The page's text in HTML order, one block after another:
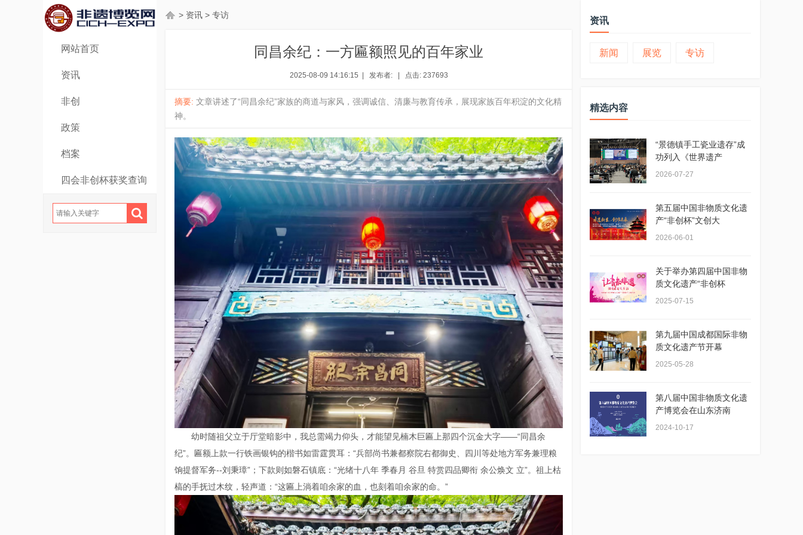
网站首页
资讯
非创
政策
档案
四会非创杯获奖查询
> 资讯 > 专访
同昌余纪：一方匾额照见的百年家业
2025-08-09 14:16:15 | 发布者: | 点击: 237693
摘要: 文章讲述了“同昌余纪”家族的商道与家风，强调诚信、清廉与教育传承，展现家族百年积淀的文化精
神。
幼时随祖父立于厅堂暗影中，我总需竭力仰头，才能望见楠木巨匾上那四个沉金大字——“同昌余
纪”。匾额上款一行铁画银钩的楷书如雷霆贯耳：“兵部尚书兼都察院右都御史、四川等处地方军务兼理粮
饷提督军务--刘秉璋”；下款则如磐石镇底：“光绪十八年 季春月 谷旦 特赏四品卿衔 余公焕文 立”。祖上枯
槁的手抚过木纹，轻声道：“这匾上淌着咱余家的血，也刻着咱余家的命。”
资讯
新闻 展览 专访
精选内容
“景德镇手工瓷业遗存”成
功列入《世界遗产
2026-07-27
第五届中国非物质文化遗
产“非创杯”文创大
2026-06-01
关于举办第四届中国非物
质文化遗产“非创杯
2025-07-15
第九届中国成都国际非物
质文化遗产节开幕
2025-05-28
第八届中国非物质文化遗
产博览会在山东济南
2024-10-17